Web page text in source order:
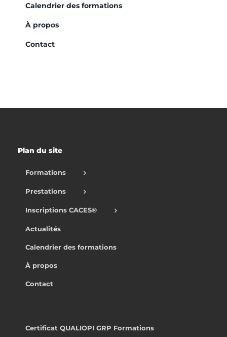
Calendrier des formations
À propos
Contact
Plan du site
Formations
Prestations
Inscriptions CACES®
Actualités
Calendrier des formations
À propos
Contact
Certificat QUALIOPI GRP Formations